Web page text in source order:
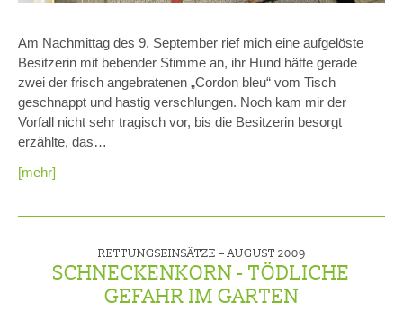
Am Nachmittag des 9. September rief mich eine aufgelöste
Besitzerin mit bebender Stimme an, ihr Hund hätte gerade
zwei der frisch angebratenen „Cordon bleu“ vom Tisch
geschnappt und hastig verschlungen. Noch kam mir der
Vorfall nicht sehr tragisch vor, bis die Besitzerin besorgt
erzählte, das…
[mehr]
RETTUNGSEINSÄTZE – AUGUST 2009
SCHNECKENKORN - TÖDLICHE
GEFAHR IM GARTEN